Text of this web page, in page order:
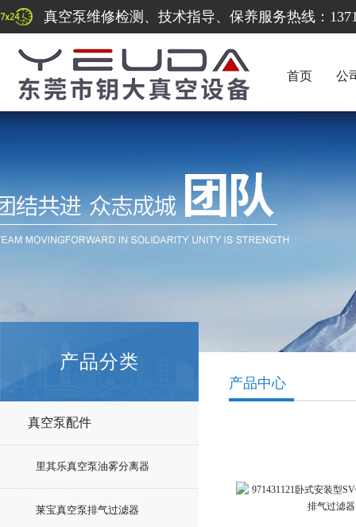
真空泵维修检测、技术指导、保养服务热线：
首页 公
产品分类
真空泵配件
里其乐真空泵油雾分离器
莱宝真空泵排气过滤器
产品中心